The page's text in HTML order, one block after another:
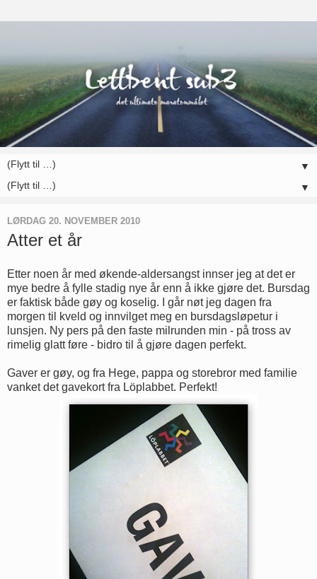
▼
▼
LØRDAG 20. NOVEMBER 2010
Atter et år
Etter noen år med økende-aldersangst innser jeg at det er
mye bedre å fylle stadig nye år enn å ikke gjøre det. Bursdag
er faktisk både gøy og koselig. I går nøt jeg dagen fra
morgen til kveld og innvilget meg en bursdagsløpetur i
lunsjen. Ny pers på den faste milrunden min - på tross av
rimelig glatt føre - bidro til å gjøre dagen perfekt.
Gaver er gøy, og fra Hege, pappa og storebror med familie
vanket det gavekort fra Löplabbet. Perfekt!